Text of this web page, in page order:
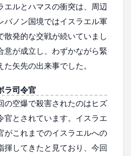
エルとハマスの衝突は、周辺
バノン国境ではイスラエル軍
散発的な交戦が続いていまし
意が成立し、わずかながら緊
矢先の出来事でした。
ラ司令官
の空爆で殺害されたのはヒズ
官とされています。イスラエ
がこれまでのイスラエルへの
揮してきたと見ており、今回